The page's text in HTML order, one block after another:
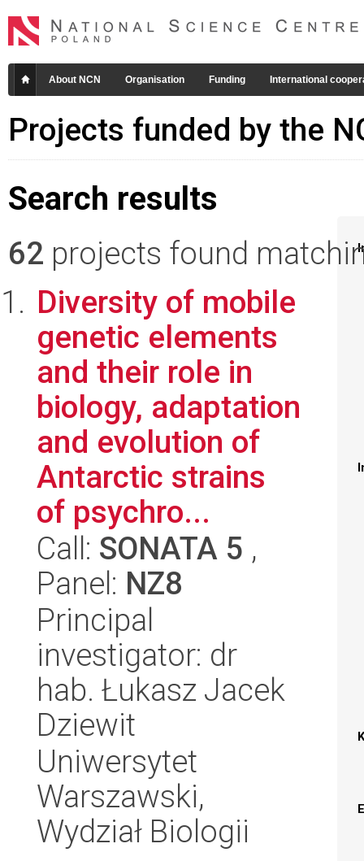
About NCN Organisation Funding International
Projects funded by the
Search results
62 projects found
Diversity of mobile
genetic elements
and their role in
biology, adaptation
and evolution of
Antarctic strains
of psychro...
Call: SONATA 5 ,
Panel: NZ8
Principal
investigator: dr
hab. Łukasz Jacek
Dziewit
Uniwersytet
Warszawski,
Wydział Biologii